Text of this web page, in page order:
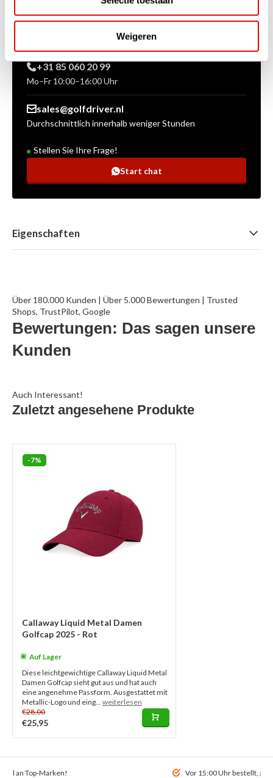
Weigeren
+31 85 060 20 99
Mo–Fr 10:00–16:00 Uhr
sales@golfdriver.nl
Durchschnittlich innerhalb weniger Stunden
Stellen Sie Ihre Frage!
Start chat
Eigenschaften
Über 180.000 Kunden | Über 5.000 Bewertungen | Trusted
Shops, TrustPilot, Google
Bewertungen: Das sagen unsere
Kunden
Auch Interessant!
Zuletzt angesehene Produkte
-7%
Callaway Liquid Metal Damen
Golfcap 2025 - Rot
Auf Lager
Diese leichtgewichtige Callaway Liquid Metal
Damen Golfcap sieht gut aus und hat auch
eine angenehme Passform. Ausgestattet mit
Metallic-Logo und eing... weiterlesen
€28,00
€25,95
an Top-Marken! Vor 15:00 Uhr bestellt,